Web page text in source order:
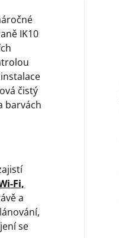
IK10
čistý
barvách
Fi,
a
se